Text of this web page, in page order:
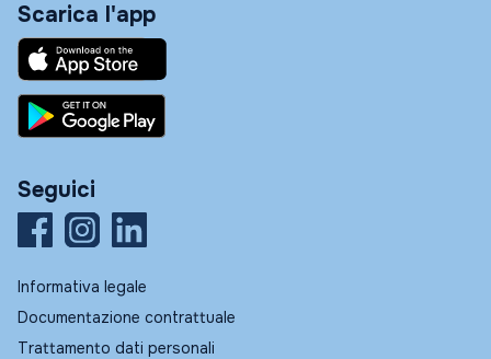
Scarica l'app
Seguici
Informativa legale
Documentazione contrattuale
Trattamento dati personali